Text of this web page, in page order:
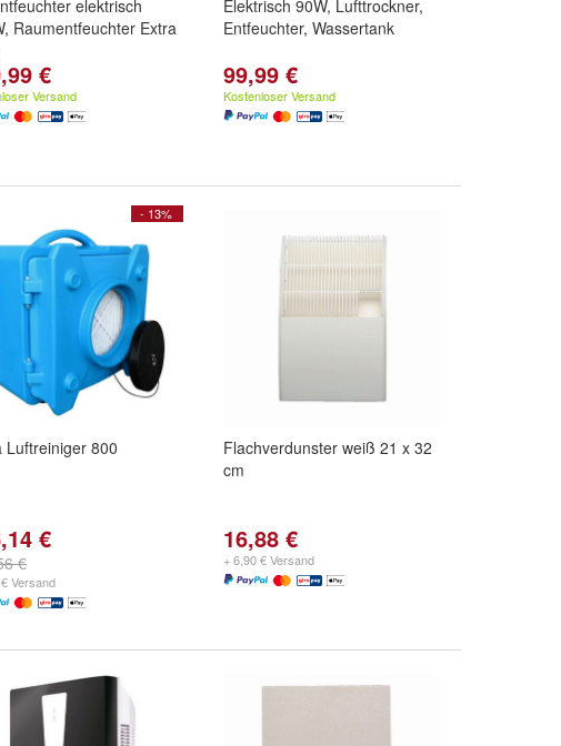
elektrisch
Raumentfeuchter Extra
€
Versand
Elektrisch 90W, Lufttrockner,
Entfeuchter, Wassertank
99,99 €
Kostenloser Versand
- 13%
Luftreiniger 800
€
€
Versand
Flachverdunster weiß 21 x 32
cm
16,88 €
+ 6,90 € Versand